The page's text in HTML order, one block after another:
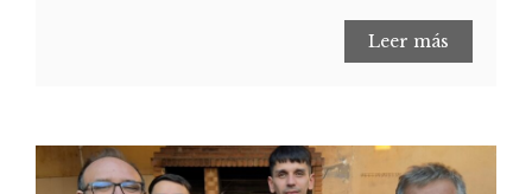
Leer más